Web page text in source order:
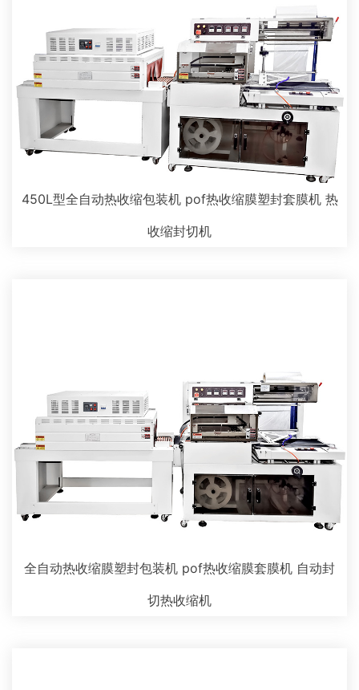
450L型全自动热收缩包装机 pof热收缩膜塑封套膜机 热
收缩封切机
全自动热收缩膜塑封包装机 pof热收缩膜套膜机 自动封
切热收缩机